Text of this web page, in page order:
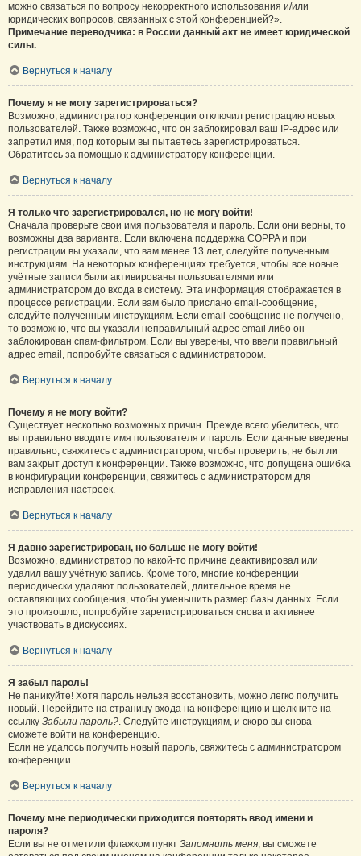
можно связаться по вопросу некорректного использования и/или
юридических вопросов, связанных с этой конференцией?».
Примечание переводчика: в России данный акт не имеет юридической
силы..
Вернуться к началу
Почему я не могу зарегистрироваться?
Возможно, администратор конференции отключил регистрацию новых
пользователей. Также возможно, что он заблокировал ваш IP-адрес или
запретил имя, под которым вы пытаетесь зарегистрироваться.
Обратитесь за помощью к администратору конференции.
Вернуться к началу
Я только что зарегистрировался, но не могу войти!
Сначала проверьте свои имя пользователя и пароль. Если они верны, то
возможны два варианта. Если включена поддержка COPPA и при
регистрации вы указали, что вам менее 13 лет, следуйте полученным
инструкциям. На некоторых конференциях требуется, чтобы все новые
учётные записи были активированы пользователями или
администратором до входа в систему. Эта информация отображается в
процессе регистрации. Если вам было прислано email-сообщение,
следуйте полученным инструкциям. Если email-сообщение не получено,
то возможно, что вы указали неправильный адрес email либо он
заблокирован спам-фильтром. Если вы уверены, что ввели правильный
адрес email, попробуйте связаться с администратором.
Вернуться к началу
Почему я не могу войти?
Существует несколько возможных причин. Прежде всего убедитесь, что
вы правильно вводите имя пользователя и пароль. Если данные введены
правильно, свяжитесь с администратором, чтобы проверить, не был ли
вам закрыт доступ к конференции. Также возможно, что допущена ошибка
в конфигурации конференции, свяжитесь с администратором для
исправления настроек.
Вернуться к началу
Я давно зарегистрирован, но больше не могу войти!
Возможно, администратор по какой-то причине деактивировал или
удалил вашу учётную запись. Кроме того, многие конференции
периодически удаляют пользователей, длительное время не
оставляющих сообщения, чтобы уменьшить размер базы данных. Если
это произошло, попробуйте зарегистрироваться снова и активнее
участвовать в дискуссиях.
Вернуться к началу
Я забыл пароль!
Не паникуйте! Хотя пароль нельзя восстановить, можно легко получить
новый. Перейдите на страницу входа на конференцию и щёлкните на
ссылку Забыли пароль?. Следуйте инструкциям, и скоро вы снова
сможете войти на конференцию.
Если не удалось получить новый пароль, свяжитесь с администратором
конференции.
Вернуться к началу
Почему мне периодически приходится повторять ввод имени и
пароля?
Если вы не отметили флажком пункт Запомнить меня, вы сможете